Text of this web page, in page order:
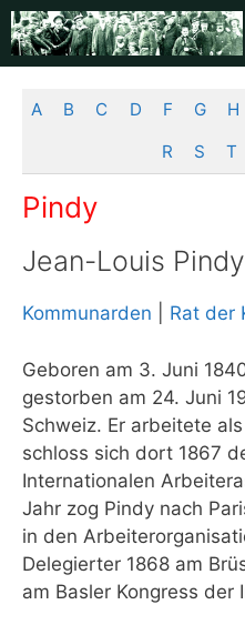
Zum
Inhalt
springen
A B C D F G H
R
S T
Pindy
Jean-Louis Pindy
Kommunarden Rat der
Geboren am 3. Juni
gestorben am 24. Juni
Schweiz. Er arbeitete
schloss sich dort 1867
Internationalen
Jahr zog Pindy nach
in den
Delegierter 1868 am
am Basler Kongress der